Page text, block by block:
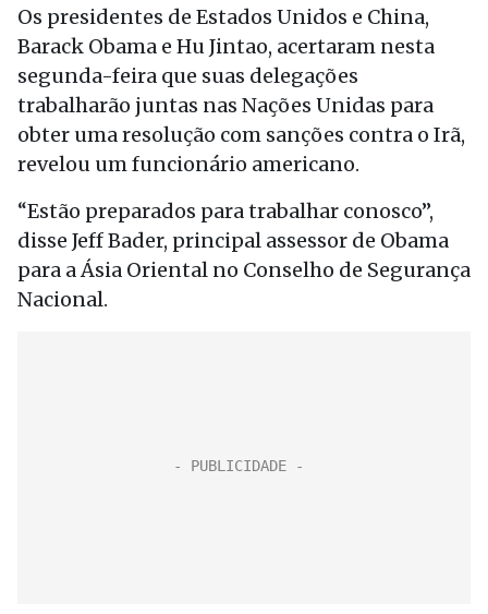
Os presidentes de Estados Unidos e China,
Barack Obama e Hu Jintao, acertaram nesta
segunda-feira que suas delegações
trabalharão juntas nas Nações Unidas para
obter uma resolução com sanções contra o Irã,
revelou um funcionário americano.
“Estão preparados para trabalhar conosco”,
disse Jeff Bader, principal assessor de Obama
para a Ásia Oriental no Conselho de Segurança
Nacional.